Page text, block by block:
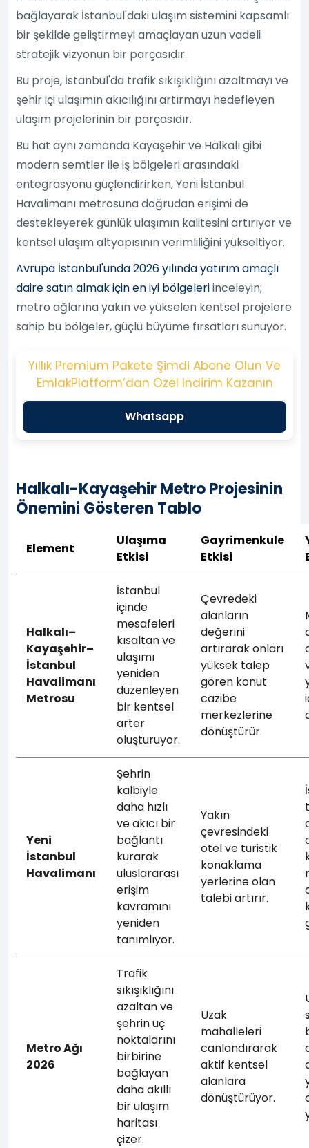
bağlayarak İstanbul'daki ulaşım sistemini kapsamlı
bir şekilde geliştirmeyi amaçlayan uzun vadeli
stratejik vizyonun bir parçasıdır.
Bu proje, İstanbul'da trafik sıkışıklığını azaltmayı ve
şehir içi ulaşımın akıcılığını artırmayı hedefleyen
ulaşım projelerinin bir parçasıdır.
Bu hat aynı zamanda Kayaşehir ve Halkalı gibi
modern semtler ile iş bölgeleri arasındaki
entegrasyonu güçlendirirken, Yeni İstanbul
Havalimanı metrosuna doğrudan erişimi de
destekleyerek günlük ulaşımın kalitesini artırıyor ve
kentsel ulaşım altyapısının verimliliğini yükseltiyor.
Avrupa İstanbul'unda 2026 yılında yatırım amaçlı
daire satın almak için en iyi bölgeleriinceleyin;
metro ağlarına yakın ve yükselen kentsel projelere
sahip bu bölgeler, güçlü büyüme fırsatları sunuyor.
Yıllık Premium Pakete Şimdi Abone Olun Ve
EmlakPlatform’dan Özel Indirim Kazanın
Whatsapp
Halkalı-Kayaşehir Metro Projesinin
Önemini Gösteren Tablo
Element
Ulaşıma
Etkisi
Gayrimenkule
Etkisi
Halkalı–
Kayaşehir–
İstanbul
Havalimanı
Metrosu
İstanbul
içinde
mesafeleri
kısaltan ve
ulaşımı
yeniden
düzenleyen
bir kentsel
arter
oluşturuyor.
Çevredeki
alanların
değerini
artırarak onları
yüksek talep
gören konut
cazibe
merkezlerine
dönüştürür.
Yeni
İstanbul
Havalimanı
Şehrin
kalbiyle
daha hızlı
ve akıcı bir
bağlantı
kurarak
uluslararası
erişim
kavramını
yeniden
tanımlıyor.
Yakın
çevresindeki
otel ve turistik
konaklama
yerlerine olan
talebi artırır.
Metro Ağı
2026
Trafik
sıkışıklığını
azaltan ve
şehrin uç
noktalarını
birbirine
bağlayan
daha akıllı
bir ulaşım
haritası
çizer.
Uzak
mahalleleri
canlandırarak
aktif kentsel
alanlara
dönüştürüyor.